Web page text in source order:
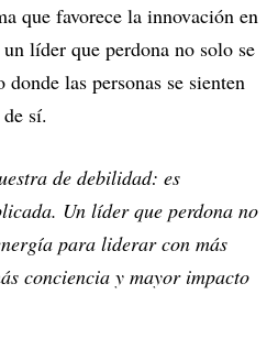
que favorece la innovación en
líder que perdona no solo se
las personas se sienten
sí.
de debilidad: es
Un líder que perdona no
para liderar con más
conciencia y mayor impacto